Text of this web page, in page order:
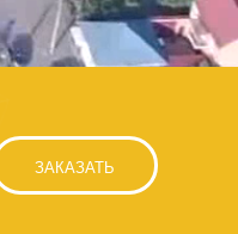
ЗАКАЗАТЬ